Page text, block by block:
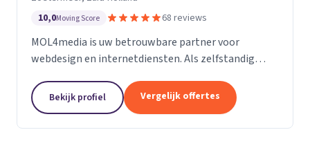
10,0Moving Score 68 reviews
MOL4media is uw betrouwbare partner voor
webdesign en internetdiensten. Als zelfstandig
Content Management Systeem Joomla, zet ik, Ton
van der Helm,...
Bekijk profiel Vergelijk offertes